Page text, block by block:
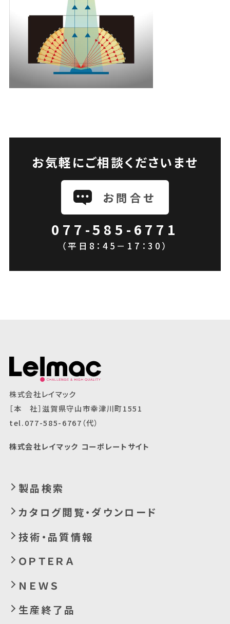
お気軽にご相談くださいませ
お問合せ
077-585-6771
（平日8：45－17：30）
株式会社レイマック
［本 社］滋賀県守山市幸津川町1551
tel.077-585-6767（代）
株式会社レイマック コーポレートサイト
製品検索
カタログ閲覧・ダウンロード
技術・品質情報
ＯＰＴＥＲＡ
ＮＥＷＳ
生産終了品